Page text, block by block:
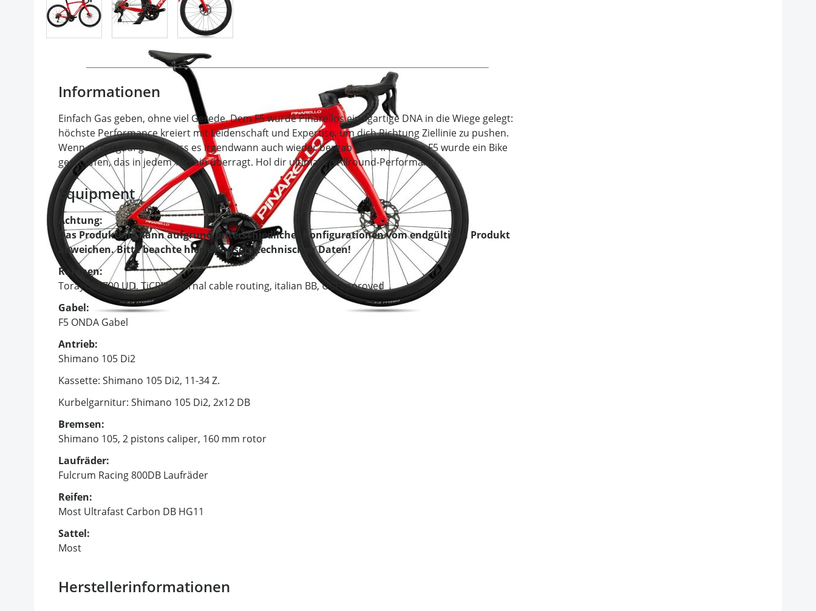
Informationen
Einfach Gas geben, ohne viel Gerede. Dem F5 wurde Pinarellos einzigartige DNA in die Wiege gelegt:
höchste Performance kreiert mit Leidenschaft und Expertise, um dich Richtung Ziellinie zu pushen.
Wenn es bergauf geht, muss es irgendwann auch wieder bergab gehen. Mit dem F5 wurde ein Bike
geschaffen, das in jedem Terrain überragt. Hol dir ultimative Allround-Performance!
Equipment
Achtung:
Das Produktbild kann aufgrund unterschiedlicher Konfigurationen vom endgültigen Produkt
abweichen. Bitte beachte hierfür unsere technischen Daten!
Rahmen:
Torayca T700 UD, TiCR™ internal cable routing, italian BB, UCI approved
Gabel:
F5 ONDA Gabel
Antrieb:
Shimano 105 Di2
Kassette: Shimano 105 Di2, 11-34 Z.
Kurbelgarnitur: Shimano 105 Di2, 2x12 DB
Bremsen:
Shimano 105, 2 pistons caliper, 160 mm rotor
Laufräder:
Fulcrum Racing 800DB Laufräder
Reifen:
Most Ultrafast Carbon DB HG11
Sattel:
Most
Herstellerinformationen